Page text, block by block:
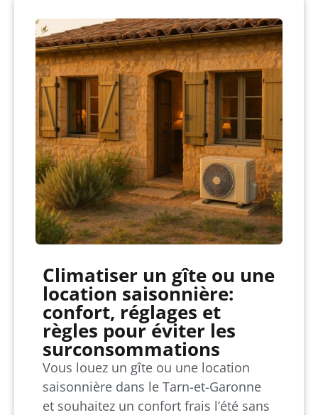
Climatiser un gîte ou une
location saisonnière:
confort, réglages et
règles pour éviter les
surconsommations
Vous louez un gîte ou une location
saisonnière dans le Tarn-et-Garonne
et souhaitez un confort frais l’été sans